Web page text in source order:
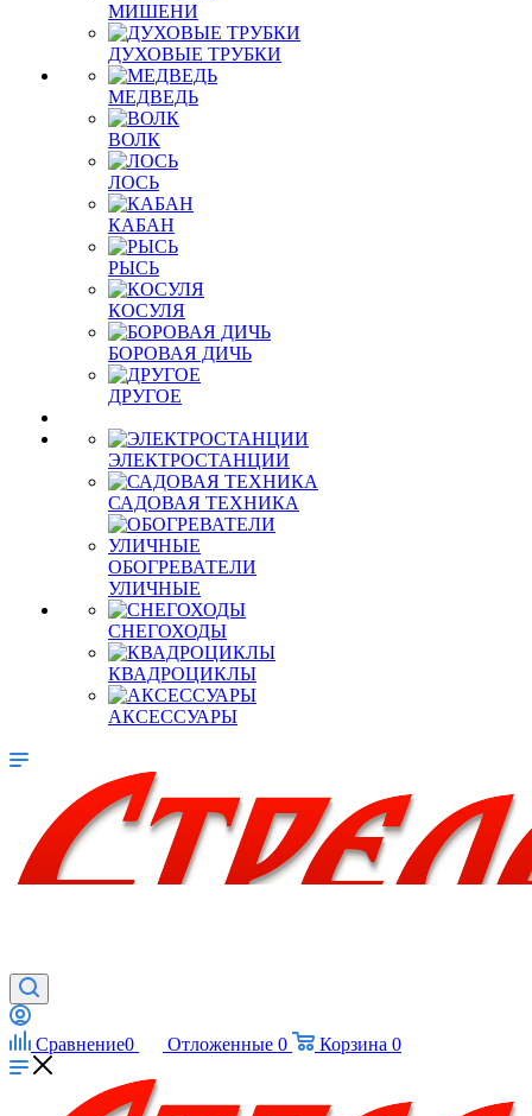
МИШЕНИ
ДУХОВЫЕ ТРУБКИ
МЕДВЕДЬ
ВОЛК
ЛОСЬ
КАБАН
РЫСЬ
КОСУЛЯ
БОРОВАЯ ДИЧЬ
ДРУГОЕ
ЭЛЕКТРОСТАНЦИИ
САДОВАЯ ТЕХНИКА
ОБОГРЕВАТЕЛИ
УЛИЧНЫЕ
СНЕГОХОДЫ
КВАДРОЦИКЛЫ
АКСЕССУАРЫ
Сравнение0 Отложенные 0 Корзина 0